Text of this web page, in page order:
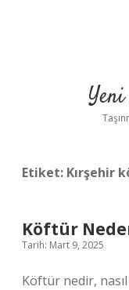
Etiket: Kırşehir
Köftür
Tarih: Mart 9, 2025
Köftür nedir,